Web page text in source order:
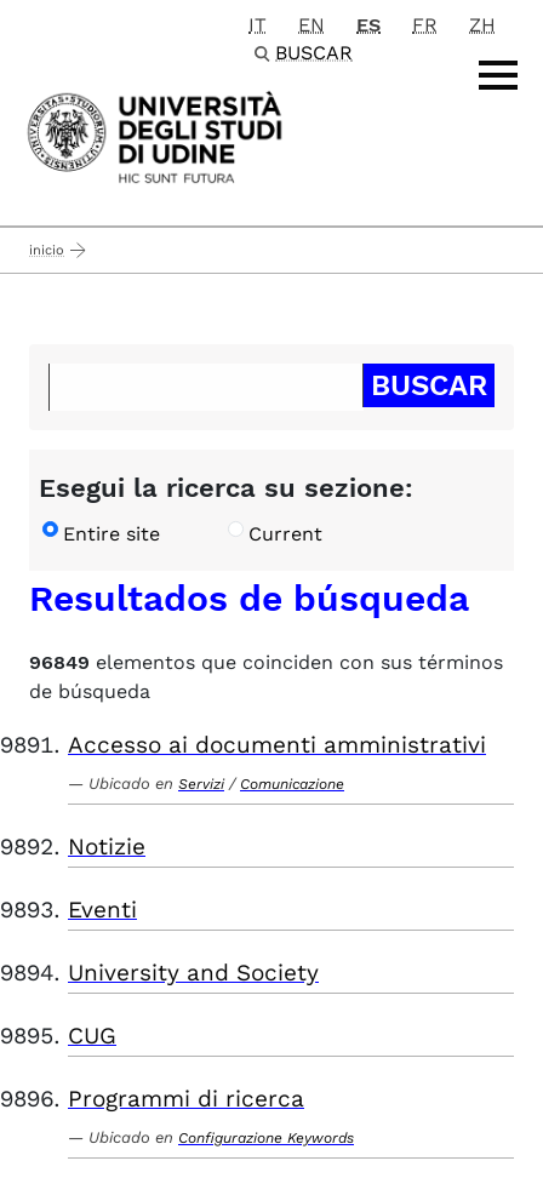
Passa al contenuto principale
IT EN ES FR
ZH
BUSCAR
inicio
Esegui la ricerca su sezione:
Entire site Current
Resultados de búsqueda
96849 elementos que coinciden con sus términos
de búsqueda
Accesso ai documenti amministrativi
Ubicado en Servizi / Comunicazione
Notizie
Eventi
University and Society
CUG
Programmi di ricerca
Ubicado en Configurazione Keywords